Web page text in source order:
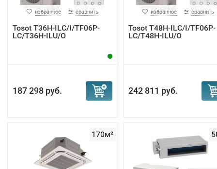
избранное сравнить
Tosot T36H-ILC/I/TF06P-
LC/T36H-ILU/O
187 298 руб.
избранное сравнить
Tosot T48H-ILC/I/TF06P-
LC/T48H-ILU/O
242 811 руб.
170м²